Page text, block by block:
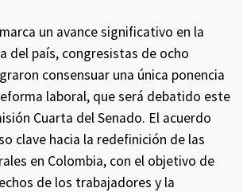
un avance significativo en la
del país, congresistas de ocho
consensuar una única ponencia
laboral, que será debatido este
Cuarta del Senado. El acuerdo
clave hacia la redefinición de las
en Colombia, con el objetivo de
de los trabajadores y la